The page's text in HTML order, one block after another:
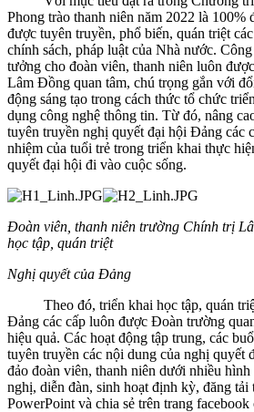
Phong trào thanh niên năm 2022 là 100%
được tuyên truyền, phổ biến, quán triệt
chính sách, pháp luật của Nhà nước.
tưởng cho đoàn viên, thanh niên luôn
Lâm Đồng quan tâm, chú trọng gắn với
động sáng tạo trong cách thức tổ chức
dụng công nghệ thông tin. Từ đó, nâng
tuyên truyền nghị quyết đại hội Đảng các
nhiệm của tuổi trẻ trong triển khai thực
quyết đại hội đi vào cuộc sống.
Đoàn viên , thanh niên trường Chính trị
học tập, quán triệt
Nghị quyết của Đảng
Theo đó, triển khai học tập, quán
Đảng các cấp luôn được Đoàn trường
hiệu quả. Các hoạt động tập trung, các
tuyên truyền các nội dung của nghị quyết
đảo đoàn viên, thanh niên dưới nhiều
nghị, diễn đàn, sinh hoạt định kỳ, đăng tải
PowerPoint và chia sẻ trên trang